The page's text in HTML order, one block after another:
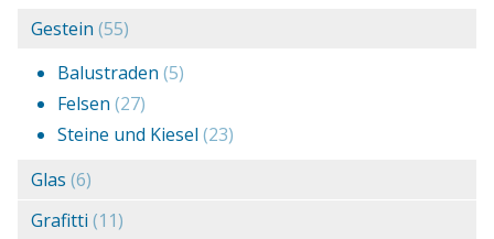
Gestein (55)
Balustraden (5)
Felsen (27)
Steine und Kiesel (23)
Glas (6)
Grafitti (11)